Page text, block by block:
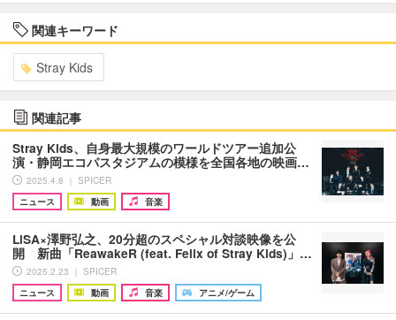
関連キーワード
Stray Kids
関連記事
Stray Kids、自身最大規模のワールドツアー追加公
演・静岡エコパスタジアムの模様を全国各地の映画…
2025.4.8 ｜ SPICER
ニュース
動画 音楽
LiSA×澤野弘之、20分超のスペシャル対談映像を公
開 新曲「ReawakeR (feat. Felix of Stray Kids)」…
2025.2.23 ｜ SPICER
ニュース
動画 音楽 アニメ/ゲーム